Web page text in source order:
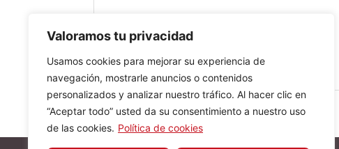
Valoramos tu privacidad
Usamos cookies para mejorar su experiencia de
navegación, mostrarle anuncios o contenidos
personalizados y analizar nuestro tráfico. Al hacer clic en
“Aceptar todo” usted da su consentimiento a nuestro uso
de las cookies. Política de cookies